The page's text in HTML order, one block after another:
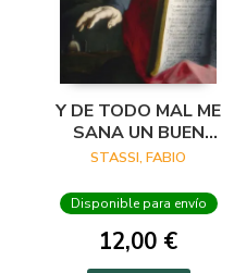
Y DE TODO MAL ME
SANA UN BUEN
VERSO
STASSI, FABIO
Disponible para envío
12,00 €